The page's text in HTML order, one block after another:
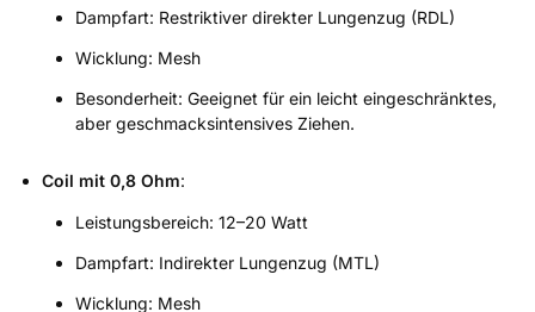
Dampfart: Restriktiver direkter Lungenzug (RDL)
Wicklung: Mesh
Besonderheit: Geeignet für ein leicht eingeschränktes,
aber geschmacksintensives Ziehen.
Coil mit 0,8 Ohm:
Leistungsbereich: 12–20 Watt
Dampfart: Indirekter Lungenzug (MTL)
Wicklung: Mesh